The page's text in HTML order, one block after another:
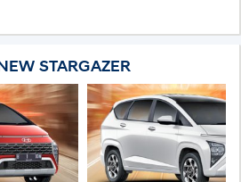
STARGAZER